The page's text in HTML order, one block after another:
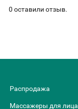
0 оставили отзыв.
Распродажа
Массажеры для лица